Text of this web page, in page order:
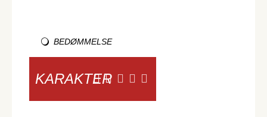
BEDØMMELSE
KARAKTER